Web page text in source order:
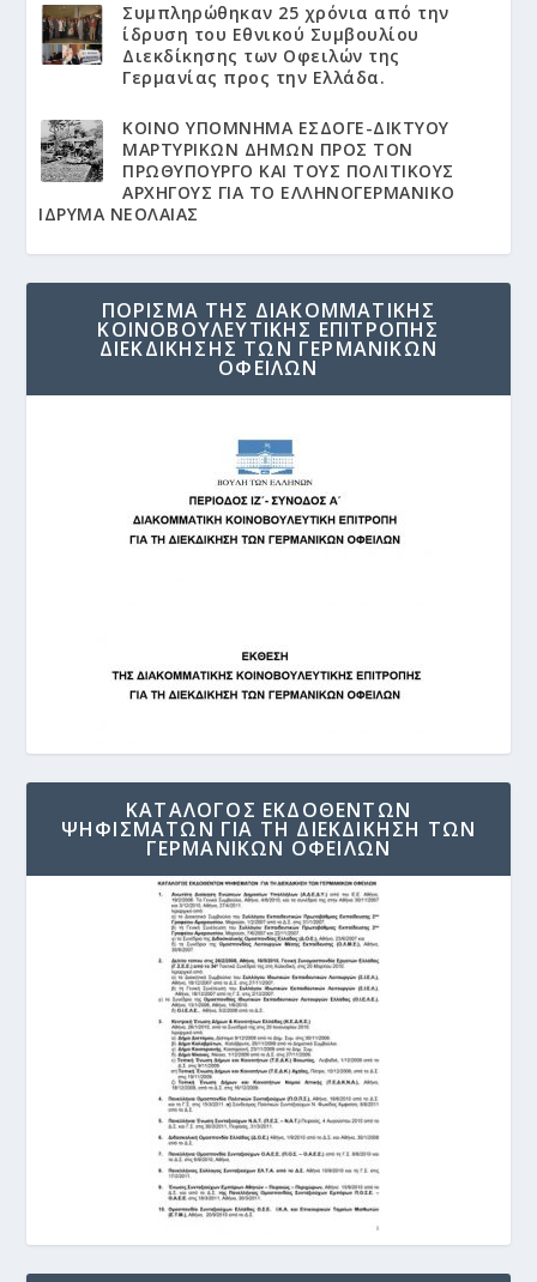
Συμπληρώθηκαν 25 χρόνια από την
ίδρυση του Εθνικού Συμβουλίου
Διεκδίκησης των Οφειλών της
Γερμανίας προς την Ελλάδα.
KΟΙΝΟ ΥΠΟΜΝΗΜΑ ΕΣΔΟΓΕ-ΔΙΚΤΥΟΥ
ΜΑΡΤΥΡΙΚΩΝ ΔΗΜΩΝ ΠΡΟΣ ΤΟΝ
ΠΡΩΘΥΠΟΥΡΓΟ ΚΑΙ ΤΟΥΣ ΠΟΛΙΤΙΚΟΥΣ
ΑΡΧΗΓΟΥΣ ΓΙΑ ΤΟ ΕΛΛΗΝΟΓΕΡΜΑΝΙΚΟ
ΙΔΡΥΜΑ ΝΕΟΛΑΙΑΣ
ΠΟΡΙΣΜΑ ΤΗΣ ΔΙΑΚΟΜΜΑΤΙΚΗΣ
ΚΟΙΝΟΒΟΥΛΕΥΤΙΚΗΣ ΕΠΙΤΡΟΠΗΣ
ΔΙΕΚΔΙΚΗΣΗΣ ΤΩΝ ΓΕΡΜΑΝΙΚΩΝ
ΟΦΕΙΛΩΝ
ΚΑΤΑΛΟΓΟΣ ΕΚΔΟΘΕΝΤΩΝ
ΨΗΦΙΣΜΑΤΩΝ ΓΙΑ ΤΗ ΔΙΕΚΔΙΚΗΣΗ ΤΩΝ
ΓΕΡΜΑΝΙΚΩΝ ΟΦΕΙΛΩΝ